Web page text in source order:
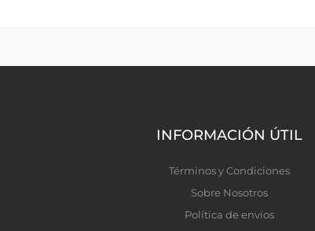
INFORMACIÓN ÚTIL
Términos y Condiciones
Sobre Nosotros
Política de envíos